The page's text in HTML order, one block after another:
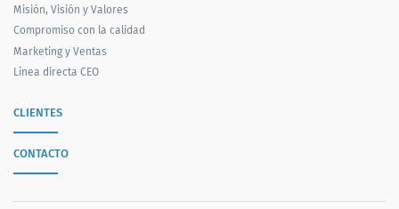
Misión, Visión y Valores
Compromiso con la calidad
Marketing y Ventas
Línea directa CEO
CLIENTES
CONTACTO